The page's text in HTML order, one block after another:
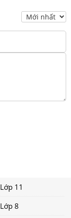
Lớp 11
Lớp 8